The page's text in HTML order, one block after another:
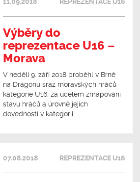
Výběry do
reprezentace U16 –
Morava
V neděli 9. září 2018 proběhl v Brně
na Dragonu sraz moravských hráčů
kategorie U16, za účelem zmapování
stavu hráčů a úrovně jejich
dovedností v kategorii.
07.08.2018 REPREZENTACE U16